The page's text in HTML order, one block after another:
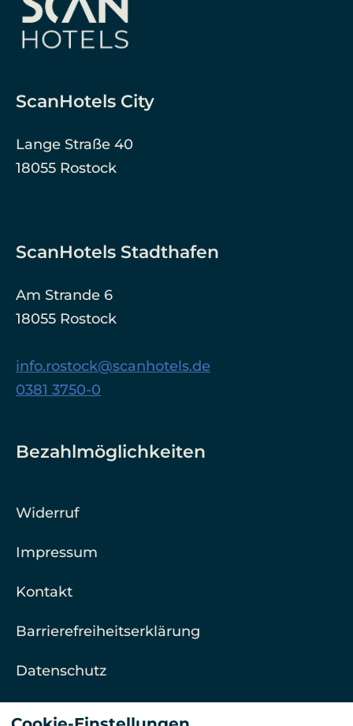
ScanHotels City
Lange Straße 40
18055 Rostock
ScanHotels Stadthafen
Am Strande 6
18055 Rostock
info.rostock@scanhotels.de
0381 3750-0
Bezahlmöglichkeiten
Widerruf
Impressum
Kontakt
Barrierefreiheitserklärung
Datenschutz